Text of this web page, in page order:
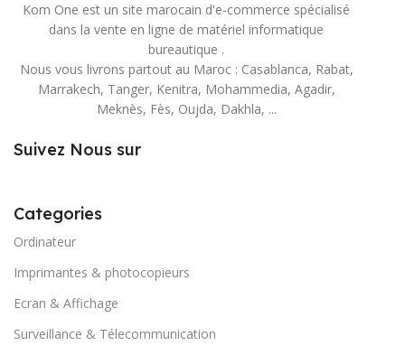
Kom One est un site marocain d'e-commerce spécialisé
dans la vente en ligne de matériel informatique
bureautique .
Nous vous livrons partout au Maroc : Casablanca, Rabat,
Marrakech, Tanger, Kenitra, Mohammedia, Agadir,
Meknès, Fès, Oujda, Dakhla, ...
Suivez Nous sur
Categories
Ordinateur
Imprimantes & photocopieurs
Ecran & Affichage
Surveillance & Télecommunication